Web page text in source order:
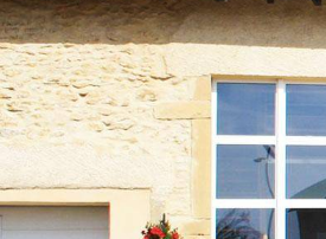
Panneau de gestion des cookies